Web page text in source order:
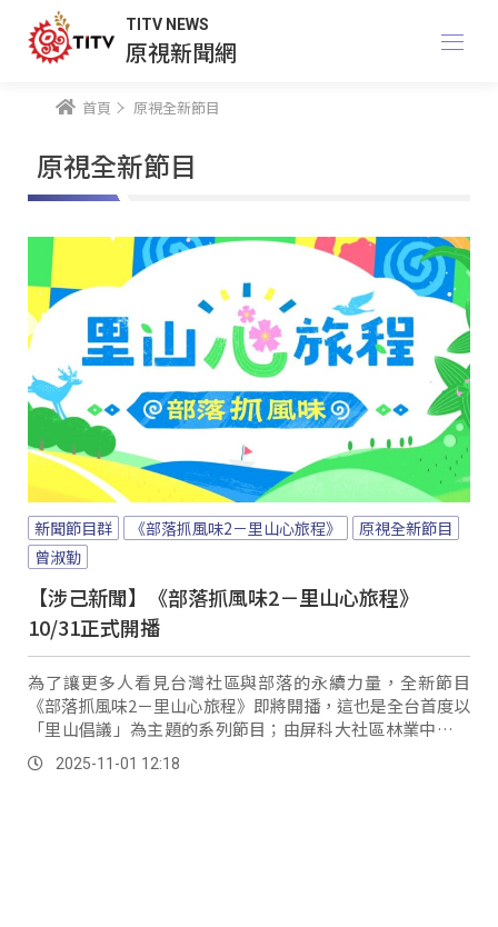
TITV NEWS
原視新聞網
首頁 原視全新節目
原視全新節目
新聞節目群 《部落抓風味2－里山心旅程》
原視全新節目
曾淑勤
【涉己新聞】《部落抓風味2－里山心旅程》
10/31正式開播
為了讓更多人看見台灣社區與部落的永續力量，全新節目
《部落抓風味2－里山心旅程》即將開播，這也是全台首度以
「里山倡議」為主題的系列節目；由屏科大社區林業中心陳
美惠教授團隊指導，結合農業部林保署與原文會支持，帶領
觀眾走入山林社區、感受人與自然共生的故事。
2025-11-01 12:18